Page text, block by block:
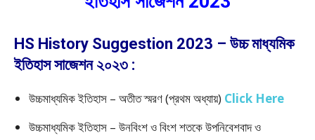
HS History Suggestion 2023 – উচ্চ মাধ্যমিক
ইতিহাস সাজেশন ২০২৩ :
উচ্চমাধ্যমিক ইতিহাস – অতীত স্মরণ (প্রথম অধ্যায়) Click Here
উচ্চমাধ্যমিক ইতিহাস – উনবিংশ ও বিংশ শতকে উপনিবেশবাদ ও